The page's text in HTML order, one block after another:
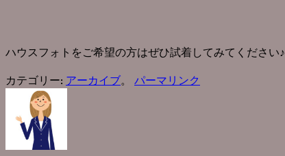
ハウスフォトをご希望の方はぜひ試着してみてください♪
カテゴリー: アーカイブ。 パーマリンク